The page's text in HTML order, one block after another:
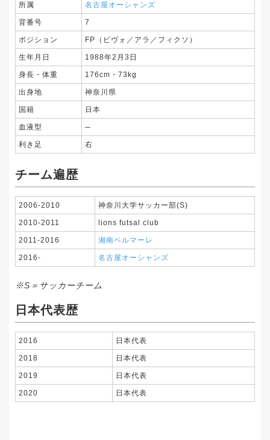
所属 名古屋オーシャンズ
背番号 7
ポジション FP（ピヴォ／アラ／フィクソ）
生年月日 1988年2月3日
身長・体重 176cm・73kg
出身地 神奈川県
国籍 日本
血液型 ─
利き足 右
チーム遍歴
2006-2010 神奈川大学サッカー部(S)
2010-2011 lions futsal club
2011-2016 湘南ベルマーレ
2016- 名古屋オーシャンズ
※S＝サッカーチーム
日本代表歴
2016 日本代表
2018 日本代表
2019 日本代表
2020 日本代表